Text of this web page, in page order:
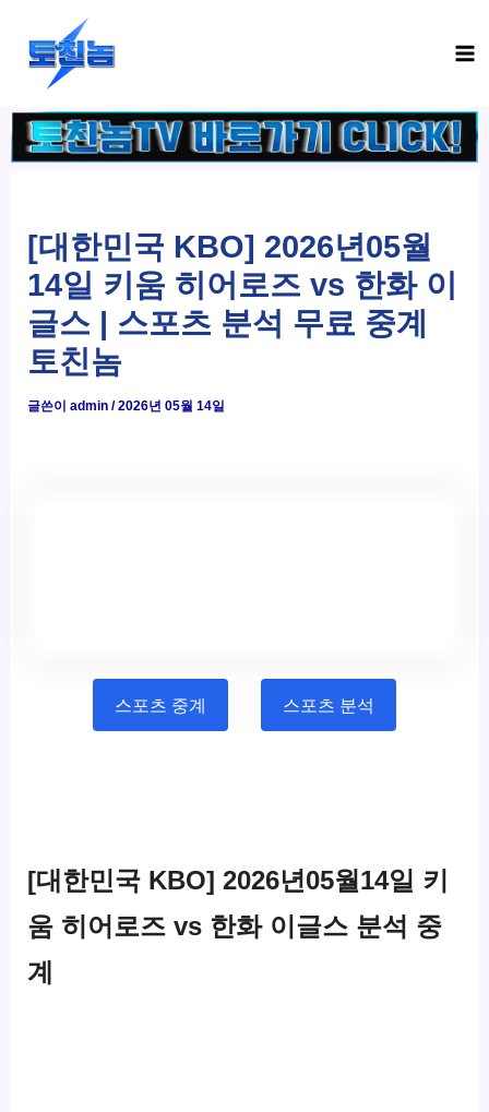
건
너
[대한민국 KBO] 2026년05월
14일 키움 히어로즈 vs 한화 이
글스 | 스포츠 분석 무료 중계
토친놈
글쓴이admin/2026년 05월 14일
스포츠 중계 스포츠 분석
[대한민국 KBO] 2026년05월14일 키
움 히어로즈 vs 한화 이글스 분석 중
계